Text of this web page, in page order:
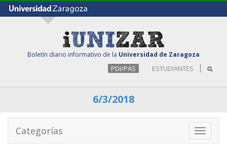
Boletín diario informativo de la Universidad de Zaragoza
PDI/PAS ESTUDIANTES
6/3/2018
Toggle
Categorías